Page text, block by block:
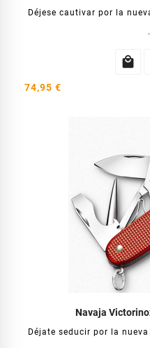
Déjese cautivar por la

74,95 €
Navaja
Déjate seducir por la